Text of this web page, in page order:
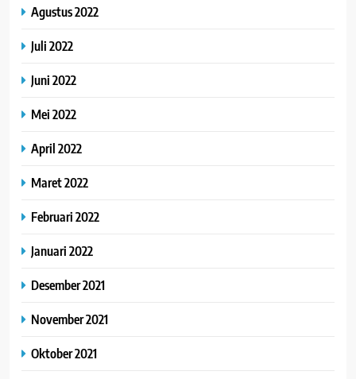
Agustus 2022
Juli 2022
Juni 2022
Mei 2022
April 2022
Maret 2022
Februari 2022
Januari 2022
Desember 2021
November 2021
Oktober 2021